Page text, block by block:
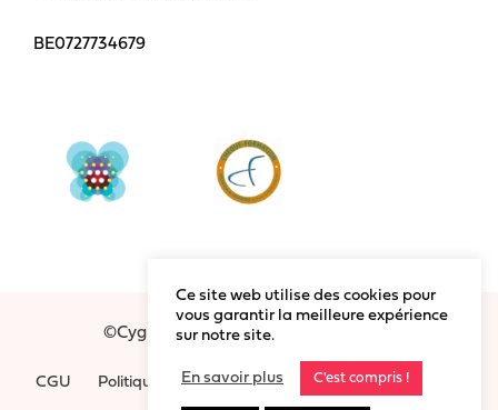
BE0727734679
©Cygnum 2020 - Tous droits réservés
CGU Politique Vie Privée
Ce site web utilise des cookies pour
vous garantir la meilleure expérience
sur notre site.
En savoir plus C'est compris !